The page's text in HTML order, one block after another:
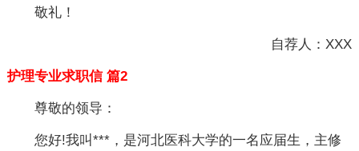
敬礼！
自荐人：XXX
护理专业求职信 篇2
尊敬的领导：
您好!我叫***，是河北医科大学的一名应届生，主修